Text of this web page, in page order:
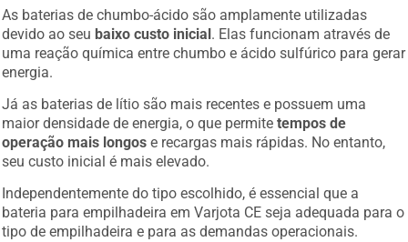
As baterias de chumbo-ácido são amplamente utilizadas
devido ao seu baixo custo inicial . Elas funcionam através de
uma reação química entre chumbo e ácido sulfúrico para gerar
energia.
Já as baterias de lítio são mais recentes e possuem uma
maior densidade de energia, o que permitetempos de
operação mais longos e recargas mais rápidas. No entanto,
seu custo inicial é mais elevado.
Independentemente do tipo escolhido, é essencial que a
bateria para empilhadeira em Varjota CE seja adequada para o
tipo de empilhadeira e para as demandas operacionais.